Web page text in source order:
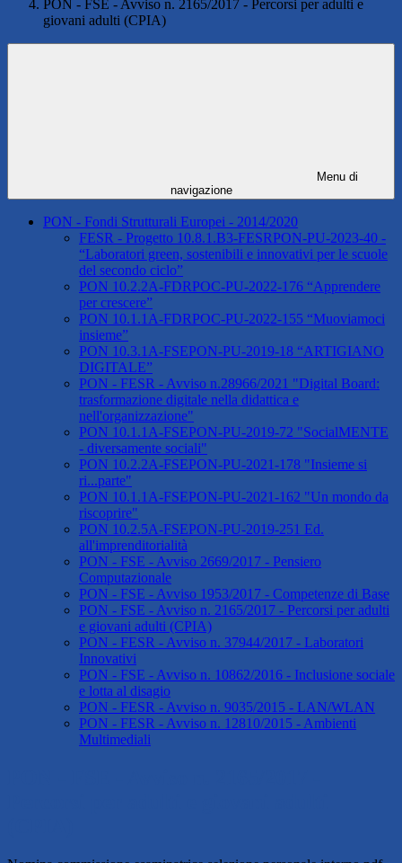
PON - FSE - Avviso n. 2165/2017 - Percorsi per adulti e
giovani adulti (CPIA)
Menu di
navigazione
PON - Fondi Strutturali Europei - 2014/2020
FESR - Progetto 10.8.1.B3-FESRPON-PU-2023-40 -
“Laboratori green, sostenibili e innovativi per le scuole
del secondo ciclo”
PON 10.2.2A-FDRPOC-PU-2022-176 “Apprendere
per crescere”
PON 10.1.1A-FDRPOC-PU-2022-155 “Muoviamoci
insieme”
PON 10.3.1A-FSEPON-PU-2019-18 “ARTIGIANO
DIGITALE”
PON - FESR - Avviso n.28966/2021 "Digital Board:
trasformazione digitale nella didattica e
nell'organizzazione"
PON 10.1.1A-FSEPON-PU-2019-72 "SocialMENTE
- diversamente sociali"
PON 10.2.2A-FSEPON-PU-2021-178 "Insieme si
ri...parte"
PON 10.1.1A-FSEPON-PU-2021-162 "Un mondo da
riscoprire"
PON 10.2.5A-FSEPON-PU-2019-251 Ed.
all'imprenditorialità
PON - FSE - Avviso 2669/2017 - Pensiero
Computazionale
PON - FSE - Avviso 1953/2017 - Competenze di Base
PON - FSE - Avviso n. 2165/2017 - Percorsi per adulti
e giovani adulti (CPIA)
PON - FESR - Avviso n. 37944/2017 - Laboratori
Innovativi
PON - FSE - Avviso n. 10862/2016 - Inclusione sociale
e lotta al disagio
PON - FESR - Avviso n. 9035/2015 - LAN/WLAN
PON - FESR - Avviso n. 12810/2015 - Ambienti
Multimediali